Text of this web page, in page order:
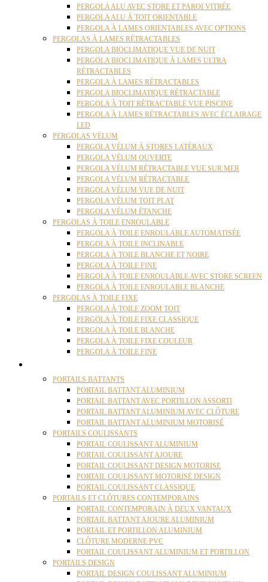
PERGOLA ALU AVEC STORE ET PAROI VITRÉE
PERGOLA ALU À TOIT ORIENTABLE
PERGOLA À LAMES ORIENTABLES AVEC OPTIONS
PERGOLAS À LAMES RÉTRACTABLES
PERGOLA BIOCLIMATIQUE VUE DE NUIT
PERGOLA BIOCLIMATIQUE À LAMES ULTRA
RÉTRACTABLES
PERGOLA À LAMES RÉTRACTABLES
PERGOLA BIOCLIMATIQUE RÉTRACTABLE
PERGOLA À TOIT RÉTRACTABLE VUE PISCINE
PERGOLA À LAMES RÉTRACTABLES AVEC ÉCLAIRAGE
LED
PERGOLAS VÉLUM
PERGOLA VÉLUM À STORES LATÉRAUX
PERGOLA VÉLUM OUVERTE
PERGOLA VÉLUM RÉTRACTABLE VUE SUR MER
PERGOLA VÉLUM RÉTRACTABLE
PERGOLA VÉLUM VUE DE NUIT
PERGOLA VÉLUM TOIT PLAT
PERGOLA VÉLUM ÉTANCHE
PERGOLAS À TOILE ENROULABLE
PERGOLA À TOILE ENROULABLE AUTOMATISÉE
PERGOLA À TOILE INCLINABLE
PERGOLA À TOILE BLANCHE ET NOIRE
PERGOLA À TOILE FINE
PERGOLA À TOILE ENROULABLE AVEC STORE SCREEN
PERGOLA À TOILE ENROULABLE BLANCHE
PERGOLAS À TOILE FIXE
PERGOLA À TOILE ZOOM TOIT
PERGOLA À TOILE FIXE CLASSIQUE
PERGOLA À TOILE BLANCHE
PERGOLA À TOILE FIXE COULEUR
PERGOLA À TOILE FINE
PORTAILS BATTANTS
PORTAIL BATTANT ALUMINIUM
PORTAIL BATTANT AVEC PORTILLON ASSORTI
PORTAIL BATTANT ALUMINIUM AVEC CLÔTURE
PORTAIL BATTANT ALUMINIUM MOTORISÉ
PORTAILS COULISSANTS
PORTAIL COULISSANT ALUMINIUM
PORTAIL COULISSANT AJOURE
PORTAIL COULISSANT DESIGN MOTORISE
PORTAIL COULISSANT MOTORISÉ DESIGN
PORTAIL COULISSANT CLASSIQUE
PORTAILS ET CLÔTURES CONTEMPORAINS
PORTAIL CONTEMPORAIN À DEUX VANTAUX
PORTAIL BATTANT AJOURE ALUMINIUM
PORTAIL ET PORTILLON ALUMINIUM
CLÔTURE MODERNE PVC
PORTAIL COULISSANT ALUMINIUM ET PORTILLON
PORTAILS DESIGN
PORTAIL DESIGN COULISSANT ALUMINIUM